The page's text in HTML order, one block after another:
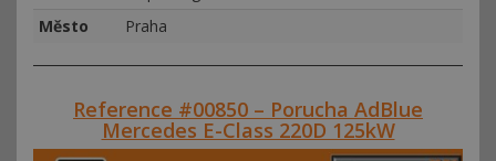
Město
Praha
Reference #00850 – Porucha AdBlue
Mercedes E-Class 220D 125kW